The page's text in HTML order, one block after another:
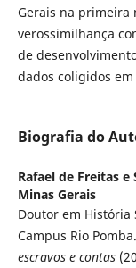
Gerais na primeira
verossimilhança
de
dados coligidos em
Biografia do
Rafael de Freitas e
Minas Gerais
Doutor em História
Campus Rio
escravos e contas